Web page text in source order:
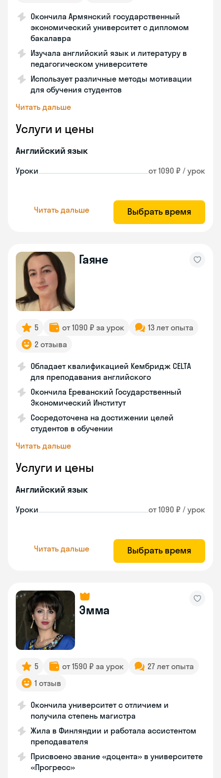
Окончила Армянский государственный
экономический университет с дипломом
бакалавра
Изучала английский язык и литературу в
педагогическом университете
Использует различные методы мотивации
для обучения студентов
Читать дальше
Услуги и цены
Английский язык
Уроки от 1090 ₽ / урок
Читать дальше Выбрать время
Гаяне
5 от 1090 ₽ за урок
13 лет опыта
2 отзыва
Обладает квалификацией Кембридж CELTA
для преподавания английского
Окончила Ереванский Государственный
Экономический Институт
Сосредоточена на достижении целей
студентов в обучении
Читать дальше
Услуги и цены
Английский язык
Уроки от 1090 ₽ / урок
Читать дальше Выбрать время
Эмма
5 от 1590 ₽ за урок
27 лет опыта
1 отзыв
Окончила университет с отличием и
получила степень магистра
Жила в Финляндии и работала ассистентом
преподавателя
Присвоено звание «доцента» в университете
«Прогресс»